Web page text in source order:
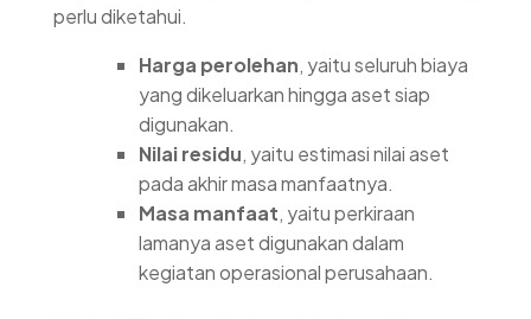
perlu diketahui.
Harga perolehan, yaitu seluruh biaya
yang dikeluarkan hingga aset siap
digunakan.
Nilai residu, yaitu estimasi nilai aset
pada akhir masa manfaatnya.
Masa manfaat, yaitu perkiraan
lamanya aset digunakan dalam
kegiatan operasional perusahaan.